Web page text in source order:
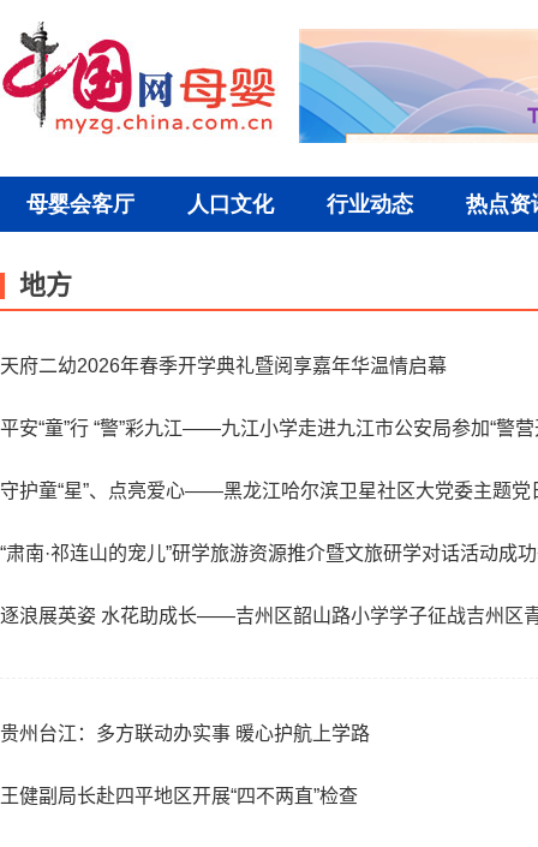
地方
天府二幼2026年春季开学典礼暨阅享嘉年华温情启幕
平安“童”行 “警”彩九江——九江小学走进九江市公安局参加“警营
守护童“星”、点亮爱心——黑龙江哈尔滨卫星社区大党委主题党
“肃南·祁连山的宠儿”研学旅游资源推介暨文旅研学对话活动成
逐浪展英姿 水花助成长——吉州区韶山路小学学子征战吉州区
贵州台江：多方联动办实事 暖心护航上学路
王健副局长赴四平地区开展“四不两直”检查